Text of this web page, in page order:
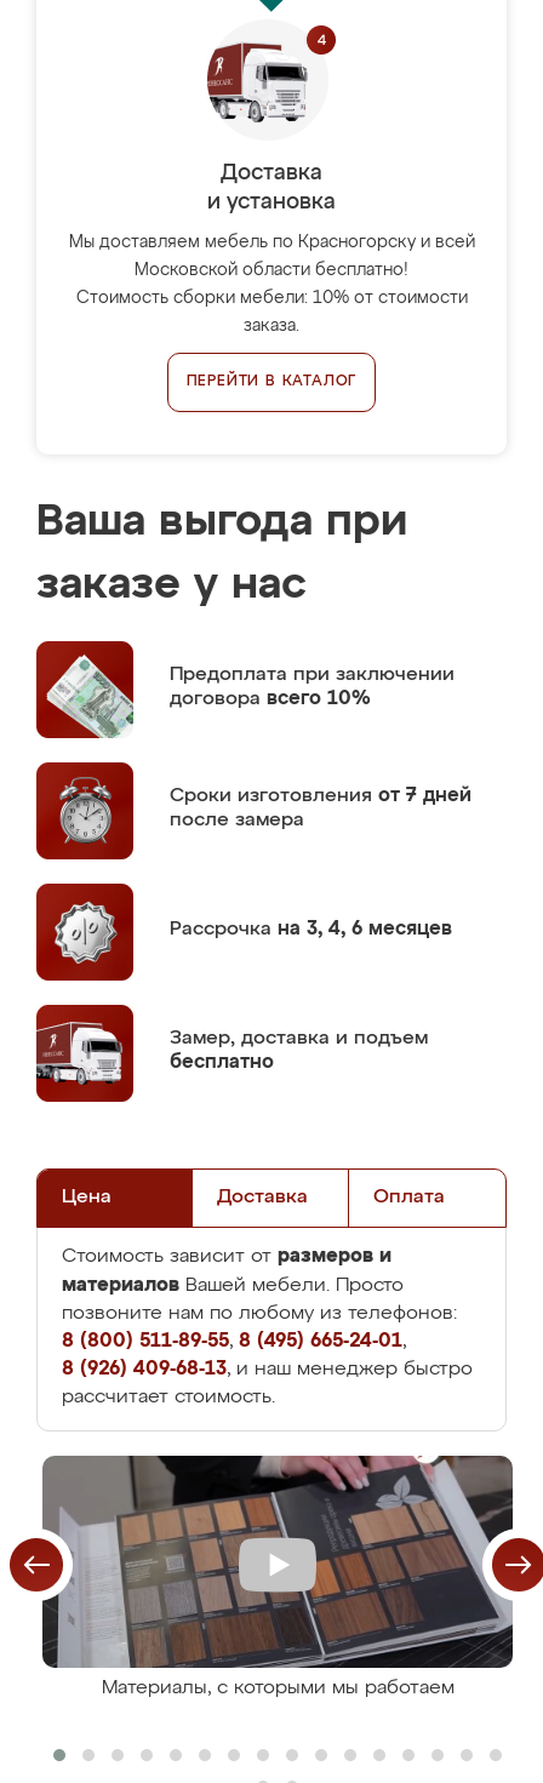
Доставка
и установка
Мы доставляем мебель по Красногорску и всей
Московской области бесплатно!
Стоимость сборки мебели: 10% от стоимости
заказа.
ПЕРЕЙТИ В КАТАЛОГ
Ваша выгода при
заказе у нас
Предоплата при заключении
договора всего 10%
Сроки изготовления от 7 дней
после замера
Рассрочка на 3, 4, 6 месяцев
Замер, доставка и подъем
бесплатно
Цена Доставка Оплата
Стоимость зависит от размеров и
материалов Вашей мебели. Просто
позвоните нам по любому из телефонов:
8 (800) 511-89-55, 8 (495) 665-24-01,
8 (926) 409-68-13, и наш менеджер быстро
рассчитает стоимость.
Материалы, с которыми мы работаем